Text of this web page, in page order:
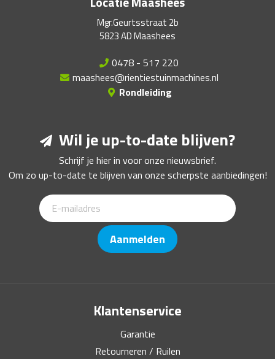
Mgr.Geurtsstraat 2b
5823 AD Maashees
0478 - 517 220
maashees@rientiestuinmachines.nl
Rondleiding
Wil je up-to-date blijven?
Schrijf je hier in voor onze nieuwsbrief.
Om zo up-to-date te blijven van onze scherpste aanbiedingen!
Aanmelden
Klantenservice
Garantie
Retourneren / Ruilen